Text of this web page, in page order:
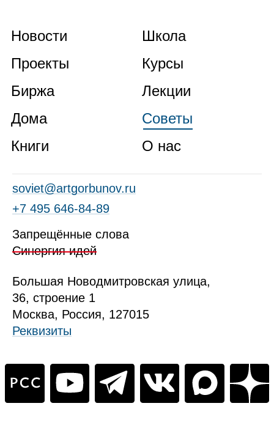
Новости
Проекты
Биржа
Дома
Книги
Школа
Курсы
Лекции
Советы
О нас
soviet@artgorbunov.ru
+7 495 646‑84‑89
Запрещённые слова
Синергия идей
Большая Новодмитровская улица,
36, строение 1
Москва, Россия, 127015
Реквизиты